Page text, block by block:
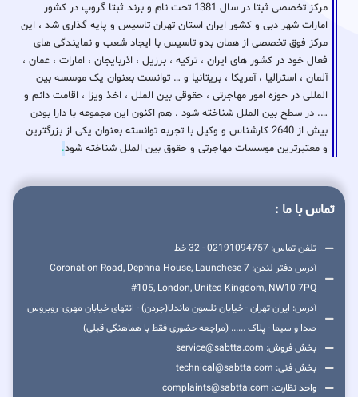
مرکز تخصصی ثبتا در سال 1381 تحت نام و برند ثبتا گروپ در کشور
امارات شهر دبی و کشور ایران استان تهران تاسیس و پایه گذاری شد ، این
مرکز فوق تخصصی از همان بدو تاسیس با ایجاد شعب و نمایندگی های
فعال خود در کشور های ایران ، ترکیه ، برزیل ، اذربایجان ، امارات ، عمان ،
آلمان ، استرالیا ، آمریکا ، بریتانیا و … توانست بعنوان یک موسسه بین
المللی در حوزه امور مهاجرتی ، حقوقی بین الملل ، اخذ ویزا ، اقامت دائم و
…. در سطح بین الملل شناخته شود . هم اکنون این مجموعه با دارا بودن
بیش از 2640 کارشناس و وکیل با تجربه توانسته بعنوان یکی از بزرگترین
و معتبرترین موسسات مهاجرتی و حقوق بین الملل شناخته شود.
تماس با ما :
تلفن تماس: 02191094757 - 32 خط
آدرس دفتر لندن: 7 Coronation Road, Dephna House, Launchese
#105, London, United Kingdom, NW10 7PQ
آدرس: ایران-تهران - خیابان نلسون ماندلا(جردن) - انتهای خیابان مهری- روبروس
صدا و سیما - پلاک ...... (مراجعه حضوری فقط با هماهنگی قبلی)
بخش فروش: service@sabtta.com
بخش فنی: technical@sabtta.com
واحد نظارت: complaints@sabtta.com